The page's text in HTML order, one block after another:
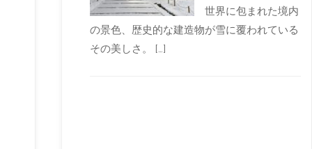
世界に包まれた境内
の景色、歴史的な建造物が雪に覆われている
その美しさ。 […]